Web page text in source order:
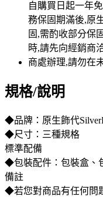
規格/說明
◆品牌：原生飾代
◆尺寸：三種規格
標準配備
◆包裝配件：包裝盒、
備註
◆若您對商品有任何問